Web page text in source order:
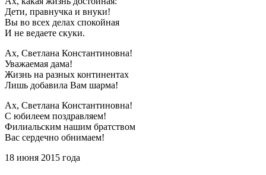
Дети, правнучка и внуки!
Вы во всех делах спокойная
И не ведаете скуки.
Ах, Светлана Константиновна!
Уважаемая дама!
Жизнь на разных континентах
Лишь добавила Вам шарма!
Ах, Светлана Константиновна!
С юбилеем поздравляем!
Филиальским нашим братством
Вас сердечно обнимаем!
18 июня 2015 года